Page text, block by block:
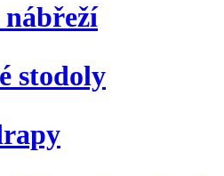
nábřeží
stodoly